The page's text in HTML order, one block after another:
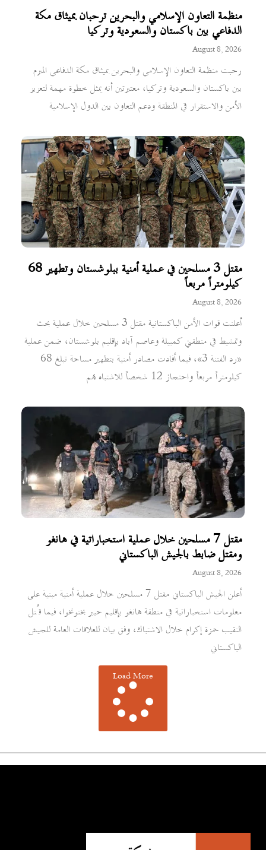
منظمة التعاون الإسلامي والبحرين ترحبان بميثاق مكة
الدفاعي بين باكستان والسعودية وتركيا
August 8, 2026
رحبت منظمة التعاون الإسلامي والبحرين بميثاق مكة الدفاعي المبرم
بين باكستان والسعودية وتركيا، معتبرتين أنه يمثل خطوة مهمة لتعزيز
الأمن والاستقرار في المنطقة ودعم التعاون بين الدول الإسلامية
مقتل 3 مسلحين في عملية أمنية ببلوشستان وتطهير 68
كيلومتراً مربعاً
August 8, 2026
أعلنت قوات الأمن الباكستانية مقتل 3 مسلحين خلال عملية بحث
وتمشيط في منطقتي كمبيلة وعاصم آباد بإقليم بلوشستان، ضمن عملية
«رد الفتنة 3»، فيما أفادت مصادر أمنية بتطهير مساحة تبلغ 68
كيلومتراً مربعاً واحتجاز 12 شخصاً للاشتباه بهم
مقتل 7 مسلحين خلال عملية استخباراتية في هانغو
ومقتل ضابط بالجيش الباكستاني
August 8, 2026
أعلن الجيش الباكستاني مقتل 7 مسلحين خلال عملية أمنية مبنية على
معلومات استخباراتية في منطقة هانغو بإقليم خيبر بختونخوا، فيما قُتل
النقيب حمزة إكرام خلال الاشتباك، وفق بيان للعلاقات العامة للجيش
الباكستاني
Load More